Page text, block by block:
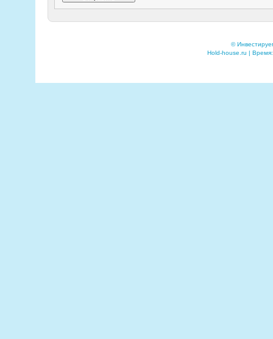
©
Hold-house.ru |